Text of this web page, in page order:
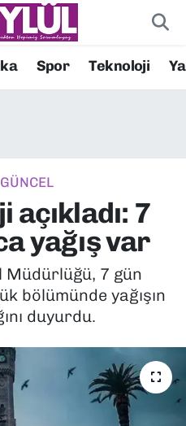
Spor Teknoloji
7
yağış var
Müdürlüğü, 7 gün
bölümünde yağışın
duyurdu.
ve Fikstür